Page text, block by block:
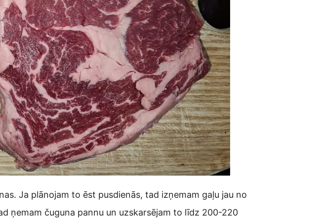
Ja plānojam to ēst pusdienās, tad izņemam gaļu jau no
ņemam čuguna pannu un uzskarsējam to līdz 200-220